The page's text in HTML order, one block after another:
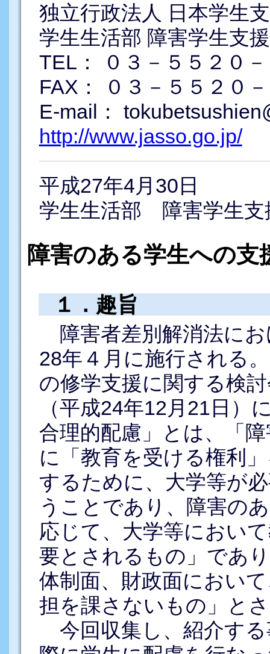
独立行政法人 日本学生
学生生活部 障害学生支
TEL： ０３－５５２０
FAX： ０３－５５２０
E-mail：
http://www.jasso.go.jp/
平成27年4月30日
学生生活部 障害学生支
障害のある学生への
１．趣旨
障害者差別解消法にお
28年４月に施行される
の修学支援に関する検
（平成24年12月21日）
合理的配慮」とは、「
に「教育を受ける権利
するために、大学等が
うことであり、障害の
応じて、大学等におい
要とされるもの」であ
体制面、財政面におい
担を課さないもの」と
今回収集し、紹介す